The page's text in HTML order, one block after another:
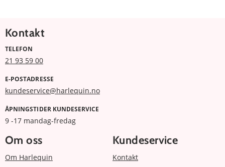
Kontakt
TELEFON
21 93 59 00
E-POSTADRESSE
kundeservice@harlequin.no
ÅPNINGSTIDER KUNDESERVICE
9 -17 mandag-fredag
Om oss
Om Harlequin
Kundeservice
Kontakt